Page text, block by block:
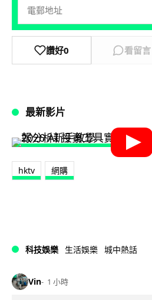
讚好0 看留言
最新影片
hktv 網購
科技娛樂 生活娛樂 城中熱話
Vin 1 小時